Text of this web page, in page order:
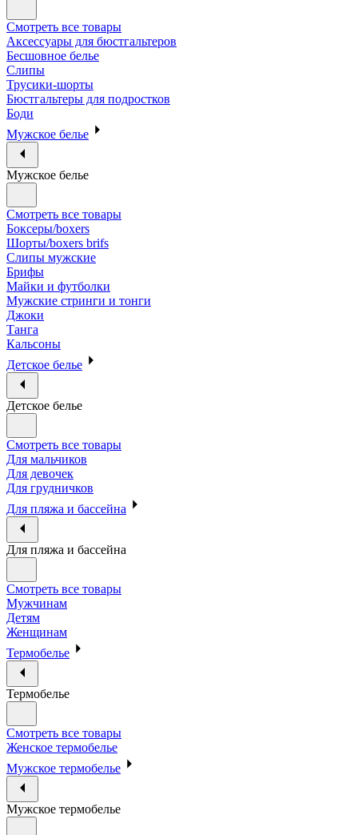
Смотреть все товары
Аксессуары для бюстгальтеров
Бесшовное белье
Слипы
Трусики-шорты
Бюстгальтеры для подростков
Боди
Мужское белье
Мужское белье
Смотреть все товары
Боксеры/boxers
Шорты/boxers brifs
Слипы мужские
Брифы
Майки и футболки
Мужские стринги и тонги
Джоки
Танга
Кальсоны
Детское белье
Детское белье
Смотреть все товары
Для мальчиков
Для девочек
Для грудничков
Для пляжа и бассейна
Для пляжа и бассейна
Смотреть все товары
Мужчинам
Детям
Женщинам
Термобелье
Термобелье
Смотреть все товары
Женское термобелье
Мужское термобелье
Мужское термобелье